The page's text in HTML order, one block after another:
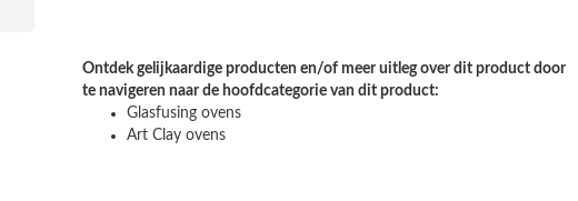
Ontdek gelijkaardige producten en/of meer uitleg over dit product door
te navigeren naar de hoofdcategorie van dit product:
Glasfusing ovens
Art Clay ovens